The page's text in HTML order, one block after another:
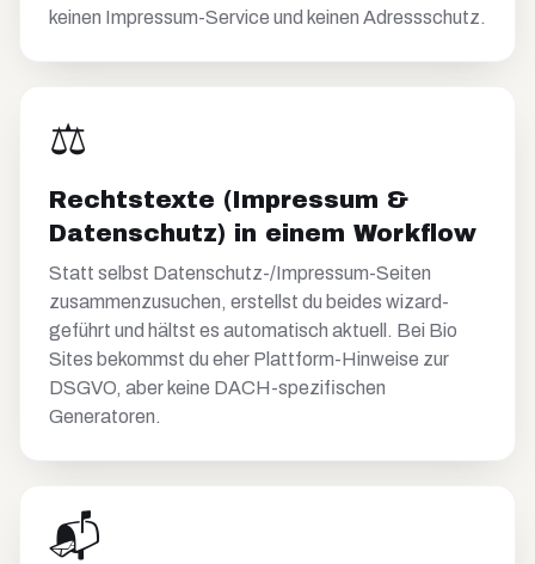
keinen Impressum-Service und keinen Adressschutz.
⚖️
Rechtstexte (Impressum &
Datenschutz) in einem Workflow
Statt selbst Datenschutz-/Impressum-Seiten
zusammenzusuchen, erstellst du beides wizard-
geführt und hältst es automatisch aktuell. Bei Bio
Sites bekommst du eher Plattform-Hinweise zur
DSGVO, aber keine DACH-spezifischen
Generatoren.
📬